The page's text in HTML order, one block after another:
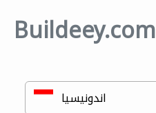
Buildeey.com